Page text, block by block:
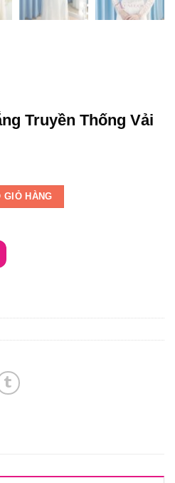
Truyền Thống Vải
Thống Vải Ren-( MSP LT6) số
GIỎ HÀNG